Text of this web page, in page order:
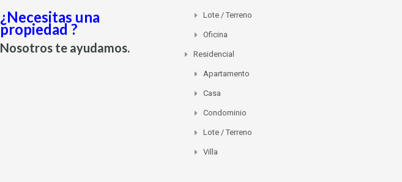
¿Necesitas una
propiedad ?
Nosotros te ayudamos.
Lote / Terreno
Oficina
Residencial
Apartamento
Casa
Condominio
Lote / Terreno
Villa